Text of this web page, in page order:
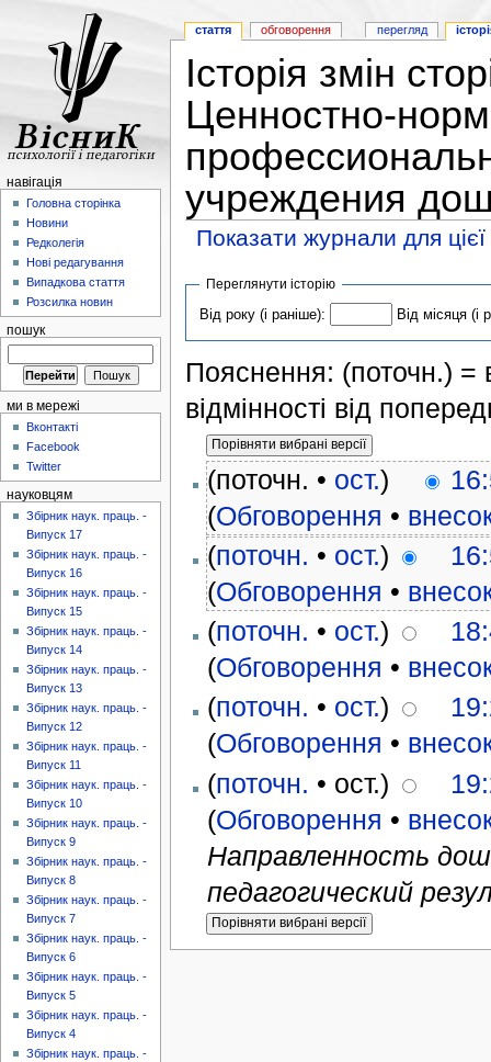
Історія змін
Ценностно-
учреждения
Показати журнали для цієї
Переглянути історію
Від року (і раніше): Від місяця (і
Пояснення: (поточн.) =
відмінності від
(поточн. • ост.)
(Обговорення •
(поточн. • ост.)
(Обговорення •
(поточн. • ост.)
(Обговорення •
(поточн. • ост.)
(Обговорення •
(поточн. • ост.)
(Обговорення •
Направленность
педагогический
стаття обговорення перегляд
навігація
Головна сторінка
Новини
Редколегія
Нові редагування
Випадкова стаття
Розсилка новин
пошук
ми в мережі
Вконтакті
Facebook
Twitter
науковцям
Збірник наук. праць. -
Випуск 17
Збірник наук. праць. -
Випуск 16
Збірник наук. праць. -
Випуск 15
Збірник наук. праць. -
Випуск 14
Збірник наук. праць. -
Випуск 13
Збірник наук. праць. -
Випуск 12
Збірник наук. праць. -
Випуск 11
Збірник наук. праць. -
Випуск 10
Збірник наук. праць. -
Випуск 9
Збірник наук. праць. -
Випуск 8
Збірник наук. праць. -
Випуск 7
Збірник наук. праць. -
Випуск 6
Збірник наук. праць. -
Випуск 5
Збірник наук. праць. -
Випуск 4
Збірник наук. праць. -